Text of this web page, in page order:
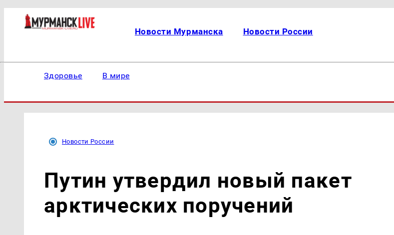
Новости Мурманска Новости России
Здоровье В мире
Новости России
Путин утвердил новый пакет
арктических поручений